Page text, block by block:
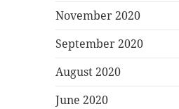
November 2020
September 2020
August 2020
June 2020